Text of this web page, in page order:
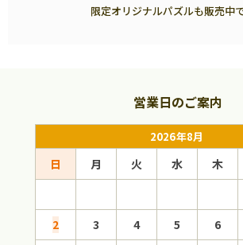
限定オリジナルパズルも販売中
営業日のご案内
2026年8月
日 月 火 水 木
2
3 4 5 6